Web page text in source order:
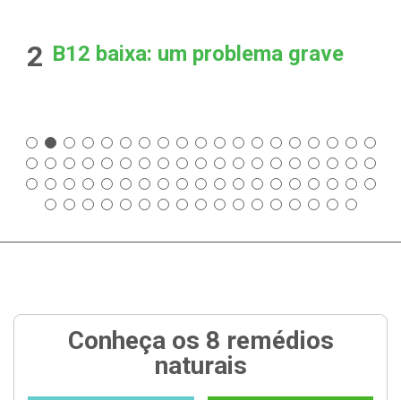
2 B12 baixa: um problema grave
Conheça os 8 remédios
naturais